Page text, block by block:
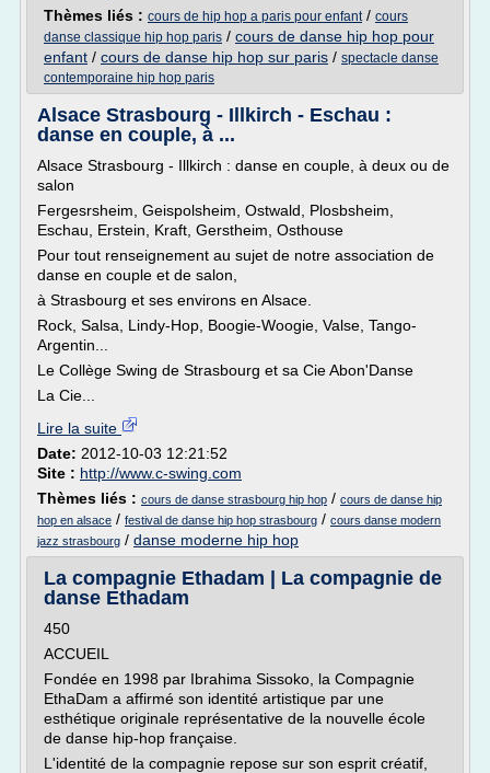
Thèmes liés : cours de hip hop a paris pour enfant/ cours
danse classique hip hop paris / cours de danse hip hop pour
enfant / cours de danse hip hop sur paris / spectacle danse
contemporaine hip hop paris
Alsace Strasbourg - Illkirch - Eschau :
danse en couple, à ...
Alsace Strasbourg - Illkirch : danse en couple, à deux ou de
salon
Fergesrsheim, Geispolsheim, Ostwald, Plosbsheim,
Eschau, Erstein, Kraft, Gerstheim, Osthouse
Pour tout renseignement au sujet de notre association de
danse en couple et de salon,
à Strasbourg et ses environs en Alsace.
Rock, Salsa, Lindy-Hop, Boogie-Woogie, Valse, Tango-
Argentin...
Le Collège Swing de Strasbourg et sa Cie Abon'Danse
La Cie...
Lire la suite
Date: 2012-10-03 12:21:52
Site : http://www.c-swing.com
Thèmes liés : cours de danse strasbourg hip hop / cours de danse hip
hop en alsace / festival de danse hip hop strasbourg / cours danse modern
jazz strasbourg / danse moderne hip hop
La compagnie Ethadam | La compagnie de
danse Ethadam
450
ACCUEIL
Fondée en 1998 par Ibrahima Sissoko, la Compagnie
EthaDam a affirmé son identité artistique par une
esthétique originale représentative de la nouvelle école
de danse hip-hop française.
L'identité de la compagnie repose sur son esprit créatif,